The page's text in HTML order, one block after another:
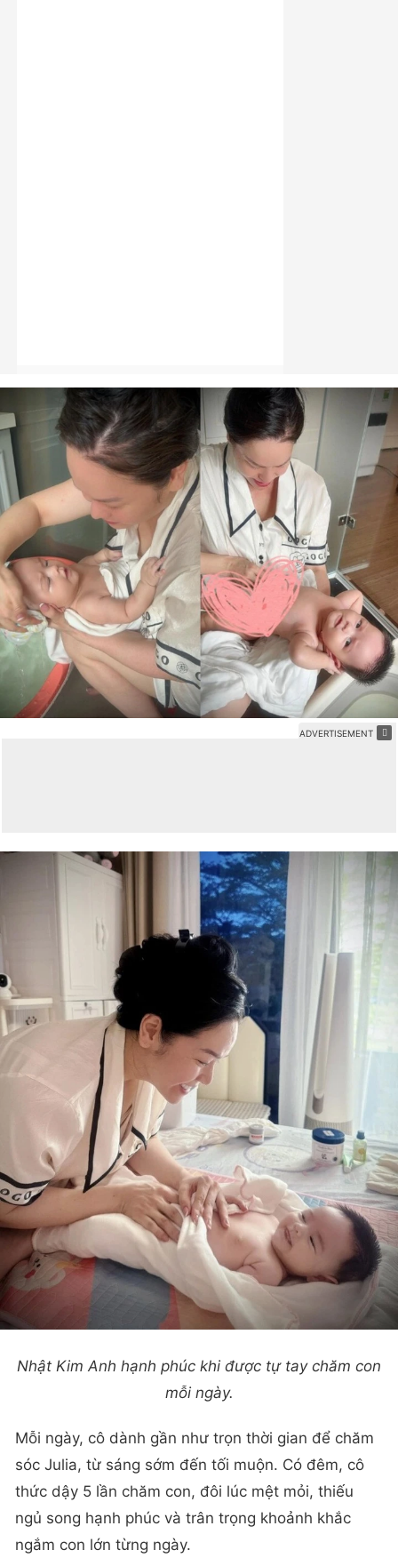
Nhật Kim Anh hạnh phúc khi được tự tay chăm con
mỗi ngày.
Mỗi ngày, cô dành gần như trọn thời gian để chăm
sóc Julia, từ sáng sớm đến tối muộn. Có đêm, cô
thức dậy 5 lần chăm con, đôi lúc mệt mỏi, thiếu
ngủ song hạnh phúc và trân trọng khoảnh khắc
ngắm con lớn từng ngày.